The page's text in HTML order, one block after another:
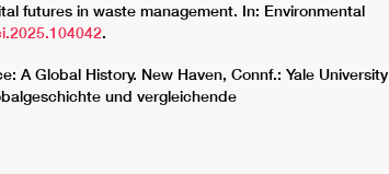
futures in waste management. In: Environmental
.
A Global History. New Haven, Connf.: Yale University
und vergleichende